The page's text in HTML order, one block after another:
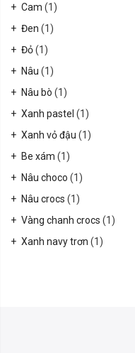
Cam (1)
Đen (1)
Đỏ(1)
Nâu (1)
Nâu bò (1)
Xanh pastel (1)
Xanh vỏ đậu (1)
Be xám (1)
Nâu choco (1)
Nâu crocs (1)
Vàng chanh crocs (1)
Xanh navy trơn (1)